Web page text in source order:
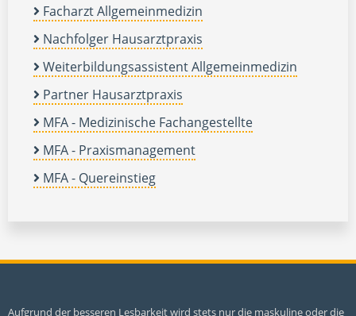
Facharzt Allgemeinmedizin
Nachfolger Hausarztpraxis
Weiterbildungsassistent Allgemeinmedizin
Partner Hausarztpraxis
MFA - Medizinische Fachangestellte
MFA - Praxismanagement
MFA - Quereinstieg
Aufgrund der besseren Lesbarkeit wird stets nur die maskuline oder die